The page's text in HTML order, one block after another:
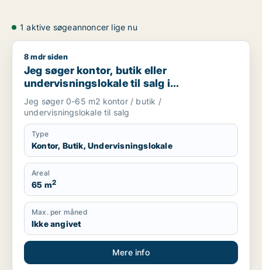
1 aktive søgeannoncer lige nu
Jeg søger kontor, butik eller undervisningslokale til salg i
8 mdr siden
Jeg søger kontor, butik eller
undervisningslokale til salg i
Storkøbenhavn, Nordsjælland eller Fyn
m.fl.
Jeg søger 0-65 m2 kontor / butik /
undervisningslokale til salg
Type
Kontor, Butik, Undervisningslokale
Areal
65 m2
Max. per måned
Ikke angivet
Mere info